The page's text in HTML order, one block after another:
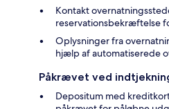
Kontakt
reservationsbekræftelse
Oplysninger fra
hjælp af automatiserede
Påkrævet ved
Depositum med